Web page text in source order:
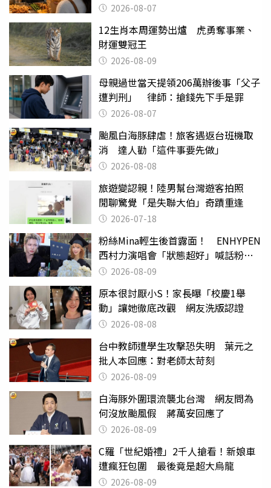
2026-08-07
12生肖本周運勢出爐 虎勇奪事業、
財運雙冠王
2026-08-09
母親過世當天提領206萬辦後事「父子
遭判刑」 律師：搶錢先下手是罪
2026-08-07
颱風白海豚肆虐！旅客遇返台班機取
消 達人勸「這件事要先做」
2026-08-08
旅遊變認親！陸男幫台灣遊客拍照
閒聊驚覺「是失聯大伯」奇蹟重逢
2026-07-18
粉絲Mina輕生後首露面！ ENHYPEN
西村力演唱會「狀態超好」喊話粉
絲：我們心意相通
2026-08-09
原本很討厭小S！家長曝「校慶1舉
動」讓她徹底改觀 網友洗版認證
2026-08-08
台中教師遭學生攻擊恐失明 葉元之
批人本回應：對老師太苛刻
2026-08-09
白海豚外圍環流襲北台灣 網友問為
何沒放颱風假 蔣萬安回應了
2026-08-09
C羅「世紀婚禮」2千人搶看！新娘車
遭瘋狂包圍 最後竟是超大烏龍
2026-08-09